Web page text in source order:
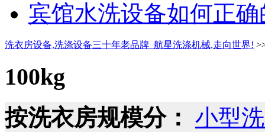
宾馆水洗设备如何正确
洗衣房设备,洗涤设备三十年老品牌_航星洗涤机械,走向世界!
100kg
按洗衣房规模分： 小型